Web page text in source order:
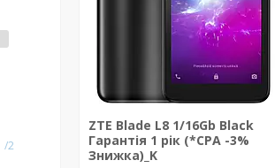
2
ZTE Blade L8 1/16Gb Black
Гарантія 1 рік (*CPA -3%
Знижка)_K